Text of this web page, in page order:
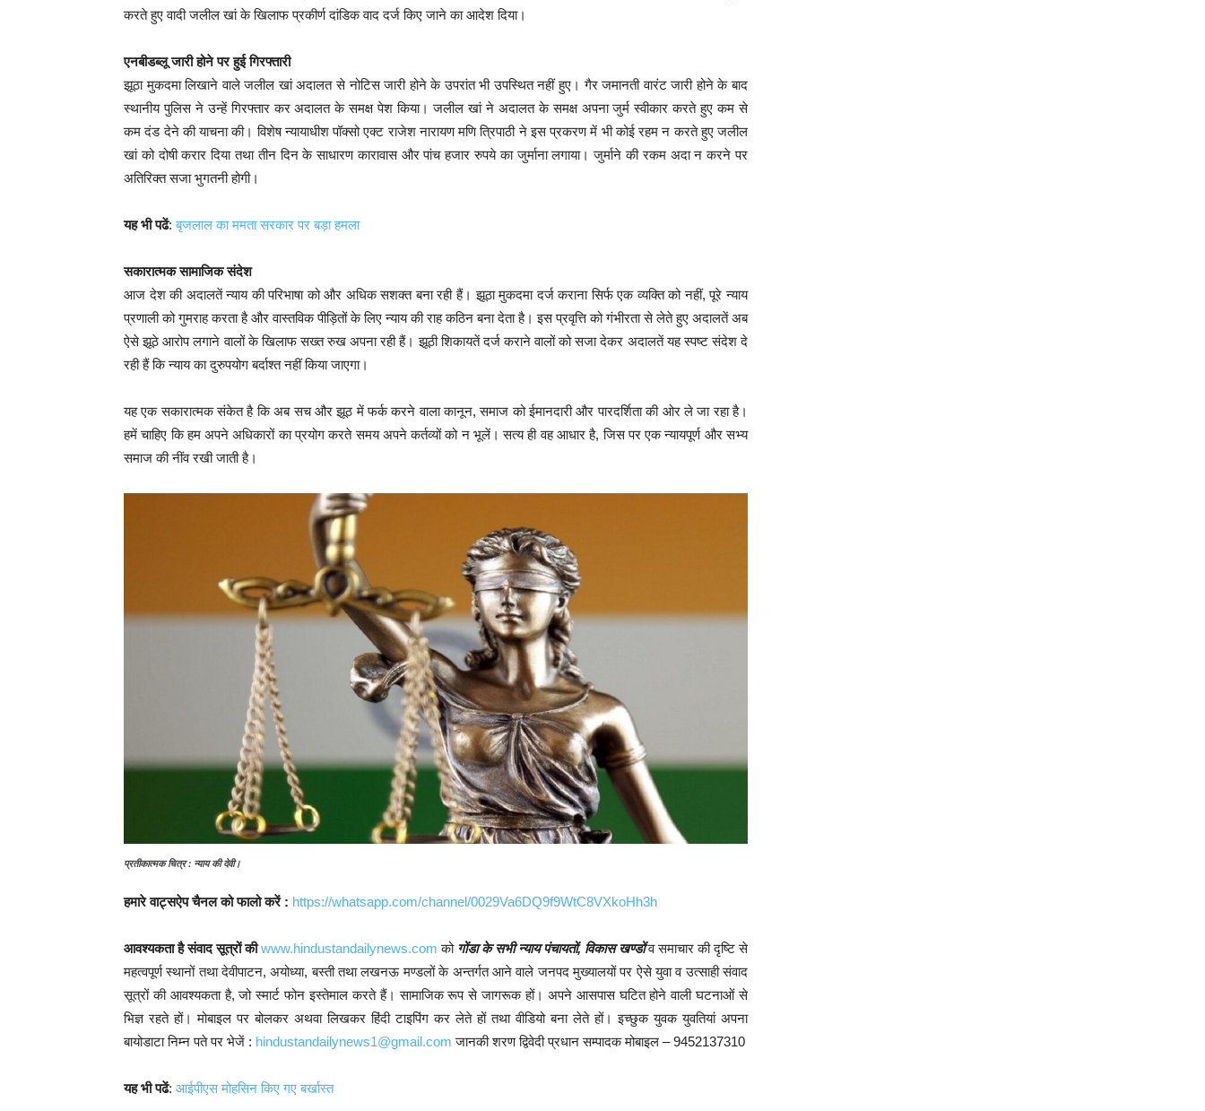
करते हुए वादी जलील खां के खिलाफ प्रकीर्ण दांडिक वाद दर्ज किए जाने का आदेश दिया।
एनबीडब्लू जारी होने पर हुई गिरफ्तारी
झूठा मुकदमा लिखाने वाले जलील खां अदालत से नोटिस जारी होने के उपरांत भी उपस्थित नहीं हुए। गैर जमानती वारंट जारी होने के बाद
स्थानीय पुलिस ने उन्हें गिरफ्तार कर अदालत के समक्ष पेश किया। जलील खां ने अदालत के समक्ष अपना जुर्म स्वीकार करते हुए कम से
कम दंड देने की याचना की। विशेष न्यायाधीश पॉक्सो एक्ट राजेश नारायण मणि त्रिपाठी ने इस प्रकरण में भी कोई रहम न करते हुए जलील
खां को दोषी करार दिया तथा तीन दिन के साधारण कारावास और पांच हजार रुपये का जुर्माना लगाया। जुर्माने की रकम अदा न करने पर
अतिरिक्त सजा भुगतनी होगी।
यह भी पढें:बृजलाल का ममता सरकार पर बड़ा हमला
सकारात्मक सामाजिक संदेश
आज देश की अदालतें न्याय की परिभाषा को और अधिक सशक्त बना रही हैं। झूठा मुकदमा दर्ज कराना सिर्फ एक व्यक्ति को नहीं, पूरे न्याय
प्रणाली को गुमराह करता है और वास्तविक पीड़ितों के लिए न्याय की राह कठिन बना देता है। इस प्रवृत्ति को गंभीरता से लेते हुए अदालतें अब
ऐसे झूठे आरोप लगाने वालों के खिलाफ सख्त रुख अपना रही हैं। झूठी शिकायतें दर्ज कराने वालों को सजा देकर अदालतें यह स्पष्ट संदेश दे
रही हैं कि न्याय का दुरुपयोग बर्दाश्त नहीं किया जाएगा।
यह एक सकारात्मक संकेत है कि अब सच और झूठ में फर्क करने वाला कानून, समाज को ईमानदारी और पारदर्शिता की ओर ले जा रहा है।
हमें चाहिए कि हम अपने अधिकारों का प्रयोग करते समय अपने कर्तव्यों को न भूलें। सत्य ही वह आधार है, जिस पर एक न्यायपूर्ण और सभ्य
समाज की नींव रखी जाती है।
प्रतीकात्मक चित्र : न्याय की देवी।
हमारे वाट्सऐप चैनल को फालो करें : https://whatsapp.com/channel/0029Va6DQ9f9WtC8VXkoHh3h
आवश्यकता है संवाद सूत्रों की www.hindustandailynews.com को गोंडा के सभी न्याय पंचायतों, विकास खण्डों व समाचार की दृष्टि से
महत्वपूर्ण स्थानों तथा देवीपाटन, अयोध्या, बस्ती तथा लखनऊ मण्डलों के अन्तर्गत आने वाले जनपद मुख्यालयों पर ऐसे युवा व उत्साही संवाद
सूत्रों की आवश्यकता है, जो स्मार्ट फोन इस्तेमाल करते हैं। सामाजिक रूप से जागरूक हों। अपने आसपास घटित होने वाली घटनाओं से
भिज्ञ रहते हों। मोबाइल पर बोलकर अथवा लिखकर हिंदी टाइपिंग कर लेते हों तथा वीडियो बना लेते हों। इच्छुक युवक युवतियां अपना
बायोडाटा निम्न पते पर भेजें : hindustandailynews1@gmail.com जानकी शरण द्विवेदी प्रधान सम्पादक मोबाइल – 9452137310
यह भी पढें: आईपीएस मोहसिन किए गए बर्खास्त